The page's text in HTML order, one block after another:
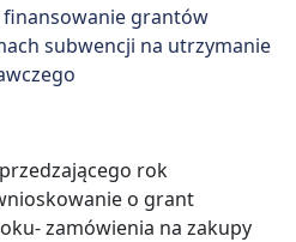
grantów
subwencji na utrzymanie
rok
o grant
zamówienia na zakupy